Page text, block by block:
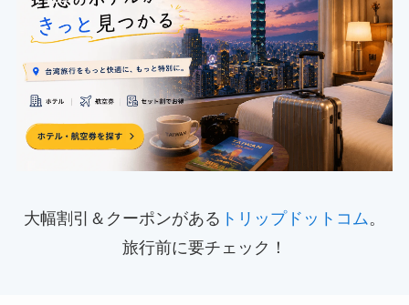
大幅割引＆クーポンがある トリップドットコム。
旅行前に要チェック！